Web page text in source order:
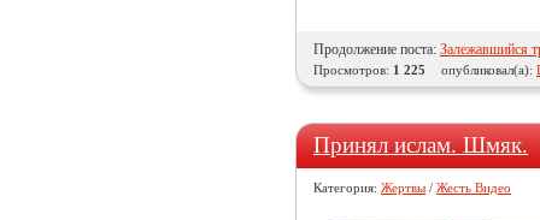
Продолжение поста: Залежавшийся
Просмотров: 1 225 опубликовал(а):
Принял ислам. Шмяк.
Категория: Жертвы / Жесть Видео